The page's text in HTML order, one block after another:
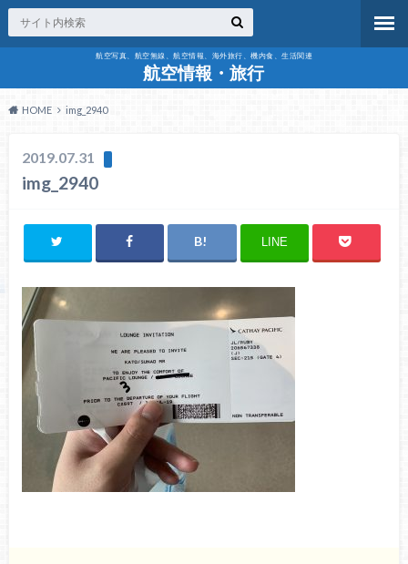
航空写真、航空無線、航空情報、海外旅行、機内食、生活関連
航空情報・旅行
HOME img_2940
2019.07.31
img_2940
LINE